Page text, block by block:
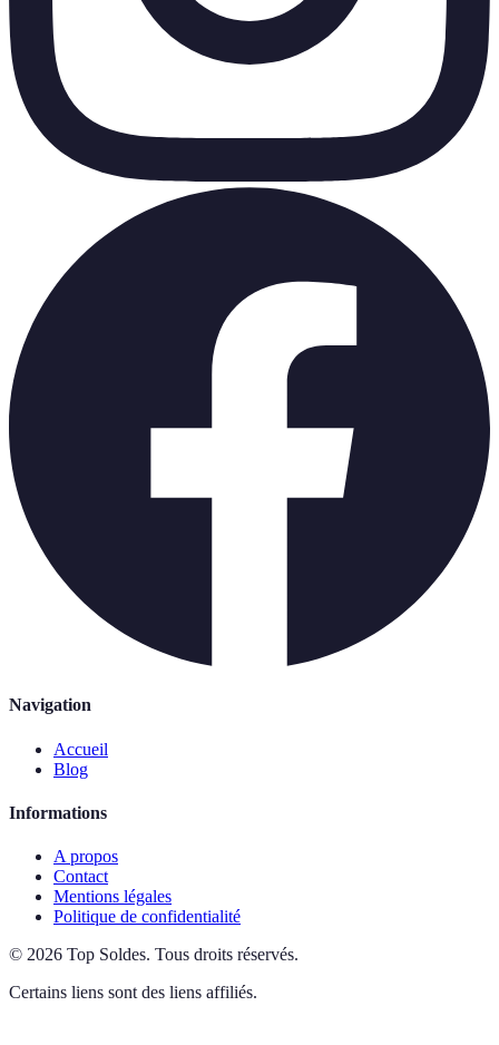
Navigation
Accueil
Blog
Informations
A propos
Contact
Mentions légales
Politique de confidentialité
© 2026 Top Soldes. Tous droits réservés.
Certains liens sont des liens affiliés.